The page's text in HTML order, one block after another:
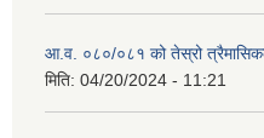
आ.व. ०८०/०८१ को तेस्रो
मिति: 04/20/2024 - 11:21